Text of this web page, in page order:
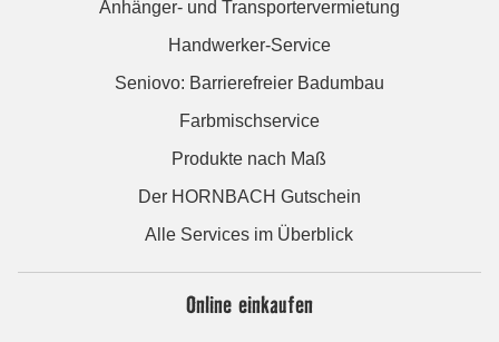
Anhänger- und Transportervermietung
Handwerker-Service
Seniovo: Barrierefreier Badumbau
Farbmischservice
Produkte nach Maß
Der HORNBACH Gutschein
Alle Services im Überblick
Online einkaufen